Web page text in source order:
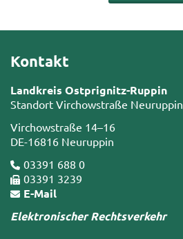
Kontakt
Landkreis Ostprignitz-Ruppin
Standort Virchowstraße Neuruppin
Virchowstraße 14–16
DE-16816 Neuruppin
03391 688 0
03391 3239
E-Mail
Elektronischer Rechtsverkehr